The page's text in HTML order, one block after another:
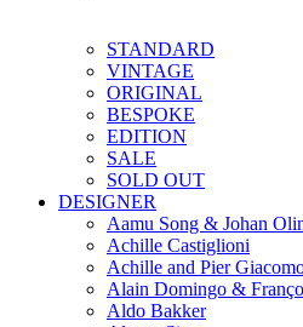
STANDARD
VINTAGE
ORIGINAL
BESPOKE
EDITION
SALE
SOLD OUT
DESIGNER
Aamu Song & Johan
Achille Castiglioni
Achille and Pier
Alain Domingo &
Aldo Bakker